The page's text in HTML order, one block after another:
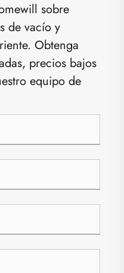
sobre
de vacío y
Obtenga
precios bajos
equipo de